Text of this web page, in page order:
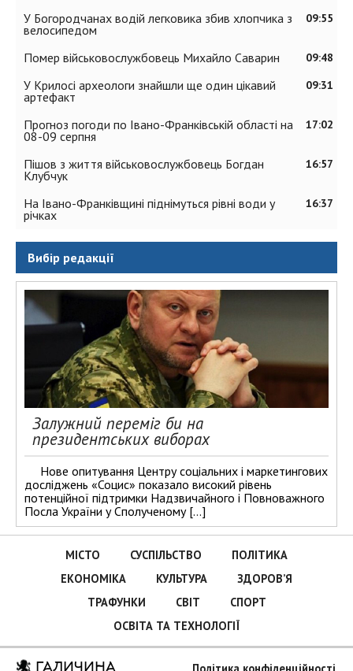
09:55
У Богородчанах водій легковика збив хлопчика з
велосипедом
09:48
Помер військовослужбовець Михайло Саварин
09:31
У Крилосі археологи знайшли ще один цікавий
артефакт
17:02
Прогноз погоди по Івано-Франківській області на
08-09 серпня
16:57
Пішов з життя військовослужбовець Богдан
Клубчук
16:37
На Івано-Франківщині піднімуться рівні води у
річках
Вибір редакції
Залужний переміг би на
президентських виборах
Нове опитування Центру соціальних і маркетингових
досліджень «Социс» показало високий рівень
потенційної підтримки Надзвичайного і Повноважного
Посла України у Сполученому […]
МІСТО СУСПІЛЬСТВО
ПОЛІТИКА
ЕКОНОМІКА
КУЛЬТУРА
ЗДОРОВ’Я
ТРАФУНКИ
СВІТ
СПОРТ
ОСВІТА ТА ТЕХНОЛОГІЇ